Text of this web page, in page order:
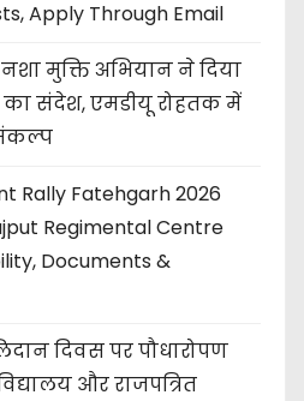
Apply Through Email
मुक्ति अभियान ने दिया
संदेश, एमडीयू रोहतक में
Rally Fatehgarh 2026
Regimental Centre
Documents &
दिवस पर पौधारोपण
और राजपत्रित